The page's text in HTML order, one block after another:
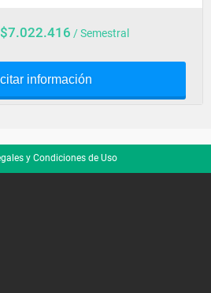
$7.022.416 / Semestral
información
y Condiciones de Uso